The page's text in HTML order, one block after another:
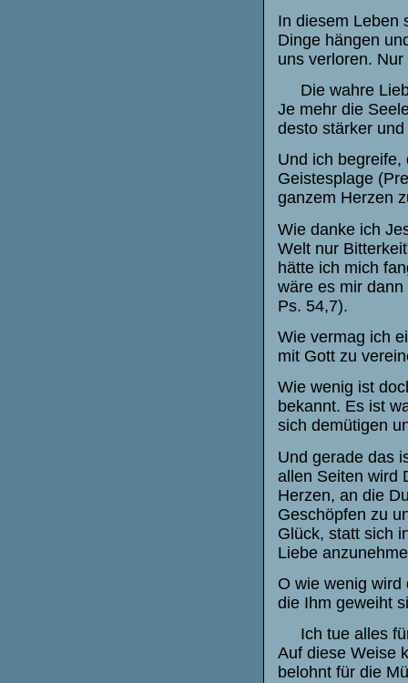
In diesem Leben
Dinge hängen
uns verloren.
Die wahre
Je mehr die
desto stärker
Und ich
Geistesplage
ganzem Herzen
Wie danke ich
Welt nur
hätte ich mich
wäre es mir dann
Ps. 54,7).
Wie vermag ich
mit Gott zu
Wie wenig ist
bekannt. Es ist
sich demütigen
Und gerade das
allen Seiten wird
Herzen, an die
Geschöpfen zu
Glück, statt sich
Liebe
O wie wenig
die Ihm geweiht
Ich tue alles
Auf diese Weise
belohnt für die